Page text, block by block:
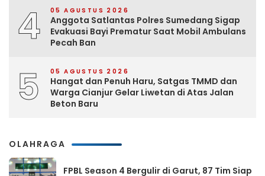
4 05 AGUSTUS 2026
Anggota Satlantas Polres Sumedang Sigap
Evakuasi Bayi Prematur Saat Mobil Ambulans
Pecah Ban
5 05 AGUSTUS 2026
Hangat dan Penuh Haru, Satgas TMMD dan
Warga Cianjur Gelar Liwetan di Atas Jalan
Beton Baru
OLAHRAGA
FPBL Season 4 Bergulir di Garut, 87 Tim Siap